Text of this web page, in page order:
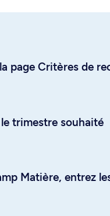
page Critères de
trimestre souhaité
Matière, entrez